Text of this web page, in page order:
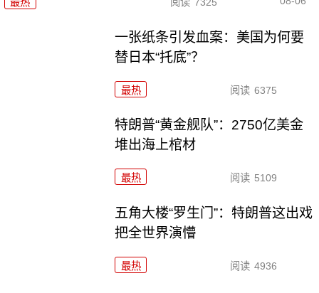
一张纸条引发血案：美国为何要
替日本“托底”？
最热 阅读 6375
特朗普“黄金舰队”：2750亿美金
堆出海上棺材
最热 阅读 5109
五角大楼“罗生门”：特朗普这出戏
把全世界演懵
最热 阅读 4936